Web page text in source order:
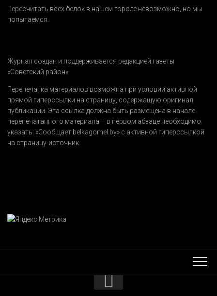
Пересчитать всех белок в нашем городе невозможно, но мы
попытаемся.
Журнал создан и поддерживается редакцией газеты
«Советский район».
Перепечатка материалов возможна при условии активной
прямой гиперссылки на страницу, содержащую оригинал
публикации. Эта ссылка должна быть размещена в начале
перепечатанного материала – в первом абзаце необходимо
указать: «Сообщает belkagomel.by» с активной гиперссылкой
на страницу-источник.